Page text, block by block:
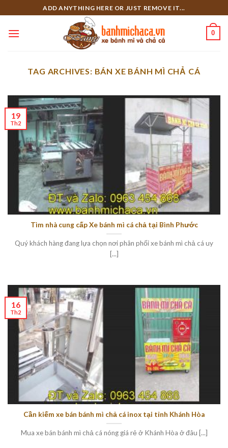
to
content
ADD ANYTHING HERE OR JUST REMOVE IT...
0
TAG ARCHIVES: BÁN XE BÁNH MÌ CHẢ CÁ
Tìm nhà cung cấp Xe bánh mì cá chả tại Bình Phước
Quý khách hàng đang lựa chọn nơi phân phối xe bánh mì chả cá uy
[...]
19
Th2
Cần kiếm xe bán bánh mì chả cá inox tại tỉnh Khánh Hòa
Mua xe bán bánh mì chả cá nóng giá rẻ ở Khánh Hòa ở đâu [...]
16
Th2